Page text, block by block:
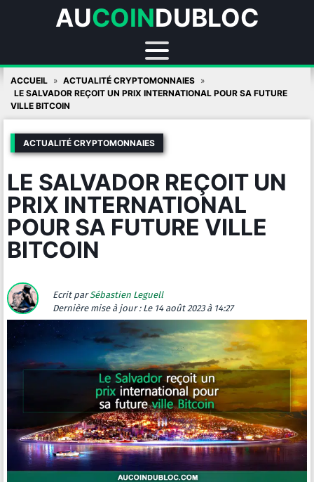
AUCOINDUBLOC
Skip
content
ACCUEIL
ACTUALITÉ CRYPTOMONNAIES
LE SALVADOR REÇOIT UN PRIX INTERNATIONAL POUR SA FUTURE
VILLE BITCOIN
ACTUALITÉ CRYPTOMONNAIES
LE SALVADOR REÇOIT UN
PRIX INTERNATIONAL
POUR SA FUTURE VILLE
BITCOIN
Ecrit parSébastien Leguell
Dernière mise à jour : Le 14 août 2023 à 14:27